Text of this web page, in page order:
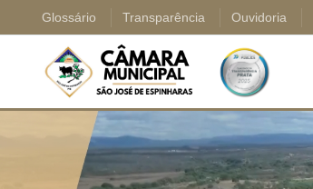
Glossário Transparência Ouvidoria